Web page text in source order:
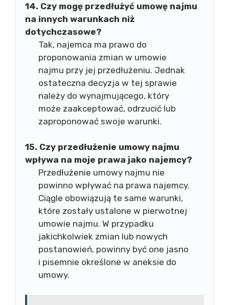
14. Czy mogę przedłużyć umowę najmu
na innych warunkach niż
dotychczasowe?
Tak, najemca ma prawo do
proponowania zmian w umowie
najmu przy jej przedłużeniu. Jednak
ostateczna decyzja w tej sprawie
należy do wynajmującego, który
może zaakceptować, odrzucić lub
zaproponować swoje warunki.
15. Czy przedłużenie umowy najmu
wpływa na moje prawa jako najemcy?
Przedłużenie umowy najmu nie
powinno wpływać na prawa najemcy.
Ciągle obowiązują te same warunki,
które zostały ustalone w pierwotnej
umowie najmu. W przypadku
jakichkolwiek zmian lub nowych
postanowień, powinny być one jasno
i pisemnie określone w aneksie do
umowy.